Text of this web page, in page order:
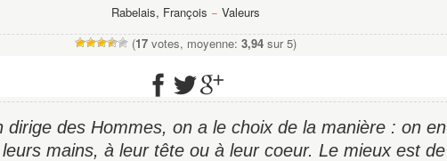
Rabelais, François − Valeurs
(17votes, moyenne: 3,94sur 5)
dirige des Hommes, on a le choix de la manière : on en
mains, à leur tête ou à leur coeur. Le mieux est de